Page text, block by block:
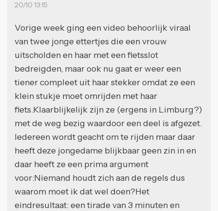
20/10 13:15
Vorige week ging een video behoorlijk viraal
van twee jonge ettertjes die een vrouw
uitscholden en haar met een fietsslot
bedreigden, maar ook nu gaat er weer een
tiener compleet uit haar stekker omdat ze een
klein stukje moet omrijden met haar
fiets.Klaarblijkelijk zijn ze (ergens in Limburg?)
met de weg bezig waardoor een deel is afgezet.
Iedereen wordt geacht om te rijden maar daar
heeft deze jongedame blijkbaar geen zin in en
daar heeft ze een prima argument
voor:Niemand houdt zich aan de regels dus
waarom moet ik dat wel doen?Het
eindresultaat: een tirade van 3 minuten en